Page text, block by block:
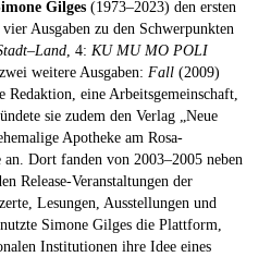
Gilges (1973–2023) den ersten
Ausgaben zu den Schwerpunkten
, 4: KU MU MO POLI
weitere Ausgaben: Fall (2009)
Redaktion, eine Arbeitsgemeinschaft,
sie zudem den Verlag „Neue
Apotheke am Rosa-
Dort fanden von 2003–2005 neben
Release-Veranstaltungen der
Lesungen, Ausstellungen und
Simone Gilges die Plattform,
Institutionen ihre Idee eines